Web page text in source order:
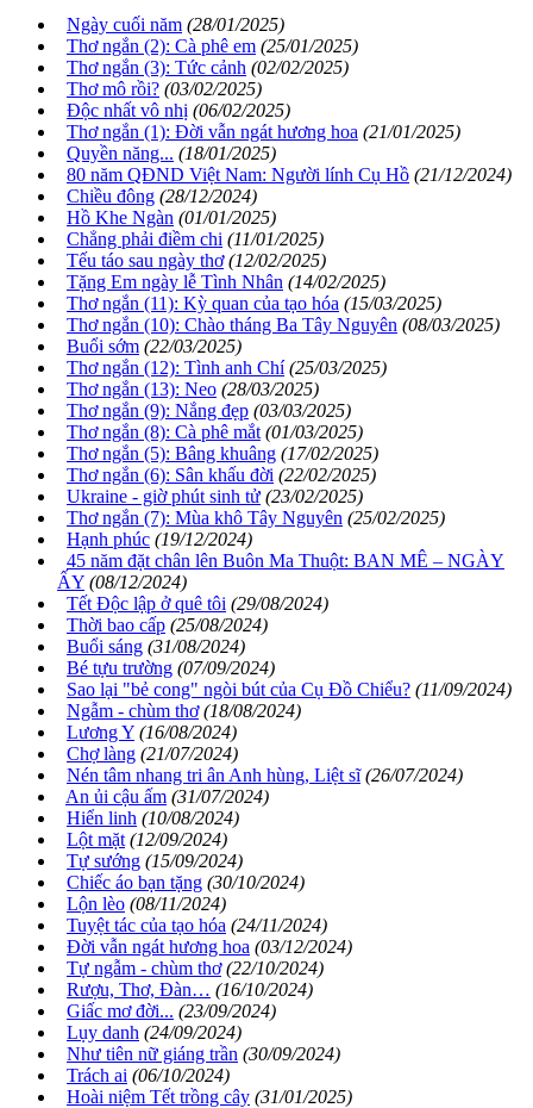
Ngày cuối năm (28/01/2025)
Thơ ngắn (2): Cà phê em (25/01/2025)
Thơ ngắn (3): Tức cảnh (02/02/2025)
Thơ mô rồi? (03/02/2025)
Độc nhất vô nhị (06/02/2025)
Thơ ngắn (1): Đời vẫn ngát hương hoa (21/01/2025)
Quyền năng... (18/01/2025)
80 năm QĐND Việt Nam: Người lính Cụ Hồ (21/12/2024)
Chiều đông (28/12/2024)
Hồ Khe Ngàn (01/01/2025)
Chẳng phải điềm chi (11/01/2025)
Tếu táo sau ngày thơ (12/02/2025)
Tặng Em ngày lễ Tình Nhân (14/02/2025)
Thơ ngắn (11): Kỳ quan của tạo hóa (15/03/2025)
Thơ ngắn (10): Chào tháng Ba Tây Nguyên (08/03/2025)
Buổi sớm (22/03/2025)
Thơ ngắn (12): Tình anh Chí (25/03/2025)
Thơ ngắn (13): Neo (28/03/2025)
Thơ ngắn (9): Nắng đẹp (03/03/2025)
Thơ ngắn (8): Cà phê mắt (01/03/2025)
Thơ ngắn (5): Bâng khuâng (17/02/2025)
Thơ ngắn (6): Sân khấu đời (22/02/2025)
Ukraine - giờ phút sinh tử (23/02/2025)
Thơ ngắn (7): Mùa khô Tây Nguyên (25/02/2025)
Hạnh phúc (19/12/2024)
45 năm đặt chân lên Buôn Ma Thuột: BAN MÊ – NGÀY
ẤY (08/12/2024)
Tết Độc lập ở quê tôi (29/08/2024)
Thời bao cấp (25/08/2024)
Buổi sáng (31/08/2024)
Bé tựu trường (07/09/2024)
Sao lại "bẻ cong" ngòi bút của Cụ Đồ Chiểu? (11/09/2024)
Ngẫm - chùm thơ (18/08/2024)
Lương Y (16/08/2024)
Chợ làng (21/07/2024)
Nén tâm nhang tri ân Anh hùng, Liệt sĩ (26/07/2024)
An ủi cậu ấm (31/07/2024)
Hiển linh (10/08/2024)
Lột mặt (12/09/2024)
Tự sướng (15/09/2024)
Chiếc áo bạn tặng (30/10/2024)
Lộn lèo (08/11/2024)
Tuyệt tác của tạo hóa (24/11/2024)
Đời vẫn ngát hương hoa (03/12/2024)
Tự ngẫm - chùm thơ (22/10/2024)
Rượu, Thơ, Đàn… (16/10/2024)
Giấc mơ đời... (23/09/2024)
Lụy danh (24/09/2024)
Như tiên nữ giáng trần (30/09/2024)
Trách ai (06/10/2024)
Hoài niệm Tết trồng cây (31/01/2025)